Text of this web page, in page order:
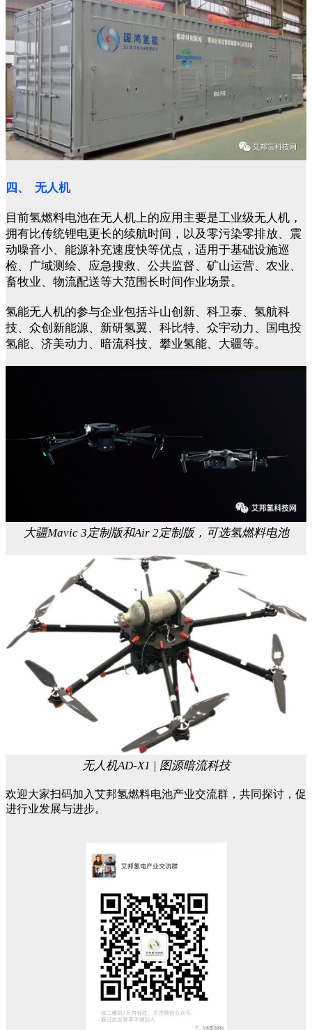
四、 无人机
目前氢燃料电池在无人机上的应用主要是工业级无人机，
拥有比传统锂电更长的续航时间，以及零污染零排放、震
动噪音小、能源补充速度快等优点，适用于基础设施巡
检、广域测绘、应急搜救、公共监督、矿山运营、农业、
畜牧业、物流配送等大范围长时间作业场景。
氢能无人机的参与企业包括斗山创新、科卫泰、氢航科
技、众创新能源、新研氢翼、科比特、众宇动力、国电投
氢能、济美动力、暗流科技、攀业氢能、大疆等。
大疆Mavic 3定制版和Air 2定制版，可选氢燃料电池
无人机AD-X1 | 图源暗流科技
欢迎大家扫码加入艾邦氢燃料电池产业交流群，共同探讨，促
进行业发展与进步。